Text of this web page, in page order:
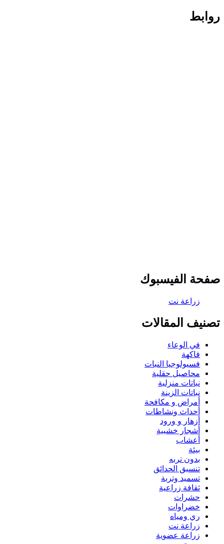
روابط
صفحة الفيسبوك
تصنيف المقالات
في الوعاء
فاكهة
فسيولوجيا النبات
محاصيل حقلية
نباتات منزلية
نباتات الزينة
أمراض و مكافحة
أحداث ونشاطات
أزهار و ورود
أشجار خشبية
أعشاب
بيئة
بدون تربه
تنسيق الحدائق
تسميد وتربة
ثقافة زراعية
حشرات
خضراوات
ري ومياه
زراعة نت
زراعة عضوية